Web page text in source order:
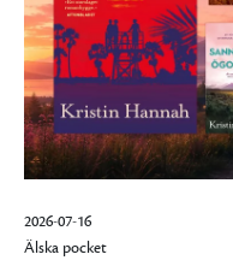
2026-07-16
Älska pocket